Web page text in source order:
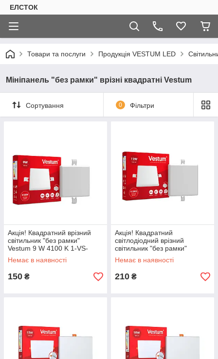
ЕЛСТОК
Товари та послуги Продукція VESTUM LED
Мініпанель "без рамки" врізні квадратні Vestum
Сортування 0 Фільтри
Акція! Квадратний врізний
світильник "без рамки"
Vestum 9 W 4100 K 1-VS-
5602
Немає в наявності
150 ₴
Акція! Квадратний
світлодіодний врізний
світильник "без рамки"
Vestum 12 W 4100 K 1-VS-
5603
Немає в наявності
210 ₴